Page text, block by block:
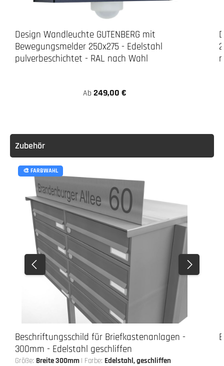
Design Wandleuchte GUTENBERG mit
Bewegungsmelder 250x275 - Edelstahl
pulverbeschichtet - RAL nach Wahl
Ab 249,00 €
Zubehör
🎨 FARBWAHL
Beschriftungsschild für Briefkastenanlagen -
300mm - Edelstahl geschliffen
Größe: Breite 300mm | Farbe: Edelstahl, geschliffen